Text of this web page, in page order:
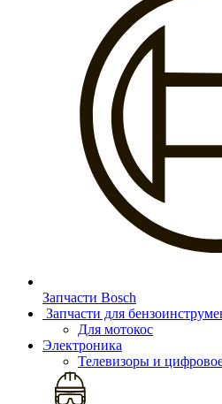
Запчасти Bosch
Запчасти для
Для мотокос
Электроника
Телевизоры и